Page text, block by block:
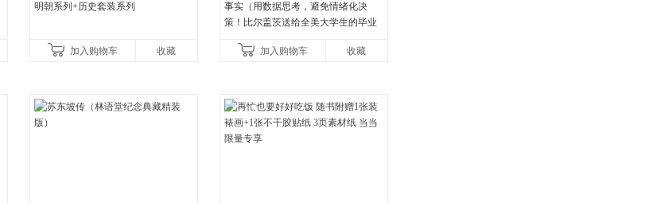
明朝系列+历史套装系列
加入购物车 收藏
事实（用数据思考，避免情绪化决
策！比尔盖茨送给全美大学生的毕业
书！）读客经管文库
加入购物车 收藏